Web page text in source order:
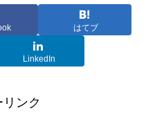
はてブ
LinkedIn
ンク